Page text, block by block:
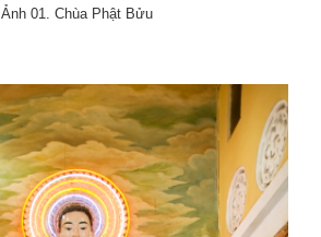
Ảnh 01. Chùa Phật Bửu